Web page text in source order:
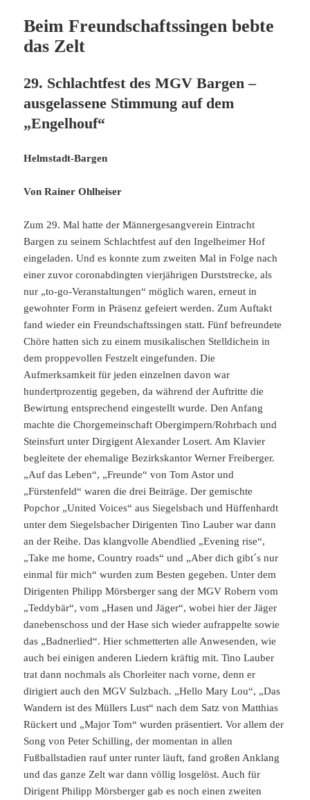
Beim Freundschaftssingen bebte
das Zelt
29. Schlachtfest des MGV Bargen –
ausgelassene Stimmung auf dem
„Engelhouf“
Helmstadt-Bargen
Von Rainer Ohlheiser
Zum 29. Mal hatte der Männergesangverein Eintracht
Bargen zu seinem Schlachtfest auf den Ingelheimer Hof
eingeladen. Und es konnte zum zweiten Mal in Folge nach
einer zuvor coronabdingten vierjährigen Durststrecke, als
nur „to-go-Veranstaltungen“ möglich waren, erneut in
gewohnter Form in Präsenz gefeiert werden. Zum Auftakt
fand wieder ein Freundschaftssingen statt. Fünf befreundete
Chöre hatten sich zu einem musikalischen Stelldichein in
dem proppevollen Festzelt eingefunden. Die
Aufmerksamkeit für jeden einzelnen davon war
hundertprozentig gegeben, da während der Auftritte die
Bewirtung entsprechend eingestellt wurde. Den Anfang
machte die Chorgemeinschaft Obergimpern/Rohrbach und
Steinsfurt unter Dirgigent Alexander Losert. Am Klavier
begleitete der ehemalige Bezirkskantor Werner Freiberger.
„Auf das Leben“, „Freunde“ von Tom Astor und
„Fürstenfeld“ waren die drei Beiträge. Der gemischte
Popchor „United Voices“ aus Siegelsbach und Hüffenhardt
unter dem Siegelsbacher Dirigenten Tino Lauber war dann
an der Reihe. Das klangvolle Abendlied „Evening rise“,
„Take me home, Country roads“ und „Aber dich gibt´s nur
einmal für mich“ wurden zum Besten gegeben. Unter dem
Dirigenten Philipp Mörsberger sang der MGV Robern vom
„Teddybär“, vom „Hasen und Jäger“, wobei hier der Jäger
danebenschoss und der Hase sich wieder aufrappelte sowie
das „Badnerlied“. Hier schmetterten alle Anwesenden, wie
auch bei einigen anderen Liedern kräftig mit. Tino Lauber
trat dann nochmals als Chorleiter nach vorne, denn er
dirigiert auch den MGV Sulzbach. „Hello Mary Lou“, „Das
Wandern ist des Müllers Lust“ nach dem Satz von Matthias
Rückert und „Major Tom“ wurden präsentiert. Vor allem der
Song von Peter Schilling, der momentan in allen
Fußballstadien rauf unter runter läuft, fand großen Anklang
und das ganze Zelt war dann völlig losgelöst. Auch für
Dirigent Philipp Mörsberger gab es noch einen zweiten